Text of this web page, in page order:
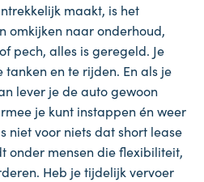
maakt, is het
omkijken naar onderhoud,
pech, alles is geregeld. Je
en te rijden. En als je
lever je de auto gewoon
je kunt instappen én weer
niet voor niets dat short lease
onder mensen die flexibiliteit,
Heb je tijdelijk vervoer